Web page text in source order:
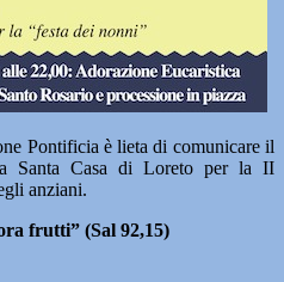
Pontificia è lieta di comunicare il
Santa Casa di Loreto per la II
anziani.
frutti” (Sal 92,15)